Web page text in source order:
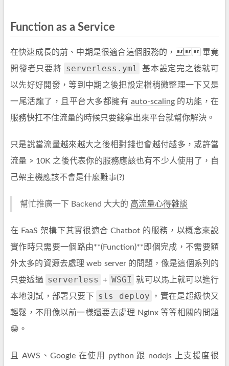
Function as a Service
在快速成長的前、中期是很適合這個服務的， 畢竟
開發者只要將
serverless.yml
基本設定完之後就可
以先好好開發，等到中期之後把設定檔稍微整理一下又是
一尾活龍了，且平台大多都擁有 auto-scaling的功能，在
服務快扛不住流量的時候只要錢拿出來平台就幫你解決。
只是說當流量越來越大之後相對錢也會越付越多，或許當
流量 > 10K 之後代表你的服務應該也有不少人使用了，自
己架主機應該不會是什麼難事(?)
幫忙推廣一下 Backend 大大的 高流量心得雜談
在 FaaS 架構下其實很適合 Chatbot 的服務，以概念來說
實作時只需要一個路由**(Function)**即個完成，不需要額
外太多的資源去處理 web server 的問題，像是這個系列的
只要透過
serverless + WSGI
就可以馬上就可以進行
本地測試，部署只要下
sls deploy
，實在是超級快又
輕鬆，不用像以前一樣還要去處理 Nginx 等等相關的問題
😁。
且 AWS、Google 在使用 python 跟 nodejs 上支援度很